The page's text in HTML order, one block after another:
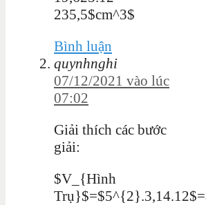
235,5$cm^3$
Bình luận
quynhnghi
07/12/2021 vào lúc
07:02
Giải thích các bước
giải:
$V_{Hình